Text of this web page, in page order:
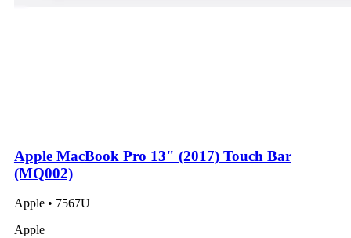
Apple MacBook Pro 13" (2017) Touch Bar
(MQ002)
Apple • 7567U
Apple